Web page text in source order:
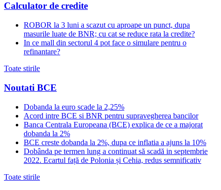
Calculator de credite
ROBOR la 3 luni a scazut cu aproape un punct, dupa
masurile luate de BNR; cu cat se reduce rata la credite?
In ce mall din sectorul 4 pot face o simulare pentru o
refinantare?
Toate stirile
Noutati BCE
Dobanda la euro scade la 2,25%
Acord intre BCE si BNR pentru supravegherea bancilor
Banca Centrala Europeana (BCE) explica de ce a majorat
dobanda la 2%
BCE creste dobanda la 2%, dupa ce inflatia a ajuns la 10%
Dobânda pe termen lung a continuat să scadă in septembrie
2022. Ecartul față de Polonia și Cehia, redus semnificativ
Toate stirile